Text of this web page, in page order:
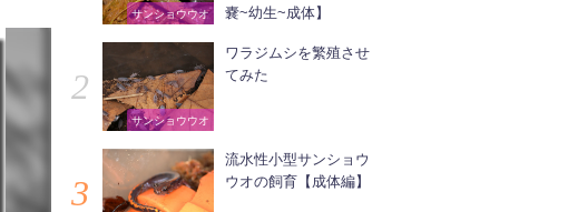
サンショウウオ
嚢~幼生~成体】
サンショウウオ
ワラジムシを繁殖させ
てみた
流水性小型サンショウ
ウオの飼育【成体編】